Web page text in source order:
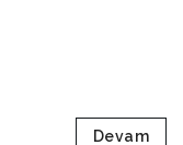
Devam